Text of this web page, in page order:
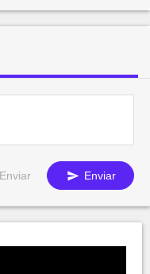
Enviar